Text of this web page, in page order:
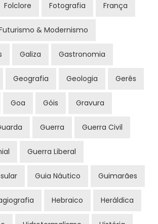
Folclore Fotografia França
& Modernismo
Galiza Gastronomia
Geografia Geologia Gerês
Goa Góis Gravura
Guerra Guerra Civil
Guerra Liberal
Guia Náutico Guimarães
Hebraico Heráldica